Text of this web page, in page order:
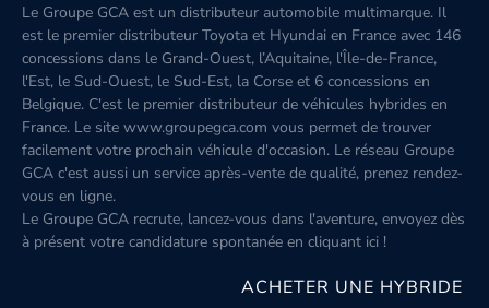
Le Groupe GCA est un distributeur automobile multimarque. Il
est le premier distributeur Toyota et Hyundai en France avec 146
concessions dans le Grand-Ouest, l’Aquitaine, l'Île-de-France,
l'Est, le Sud-Ouest, le Sud-Est, la Corse et 6 concessions en
Belgique. C'est le premier distributeur de véhicules hybrides en
France. Le site www.groupegca.com vous permet de trouver
facilement votre prochain véhicule d'occasion. Le réseau Groupe
GCA c'est aussi un service après-vente de qualité, prenez rendez-
vous en ligne.
Le Groupe GCA recrute, lancez-vous dans l'aventure, envoyez dès
à présent votre candidature spontanée en cliquant ici !
ACHETER UNE HYBRIDE